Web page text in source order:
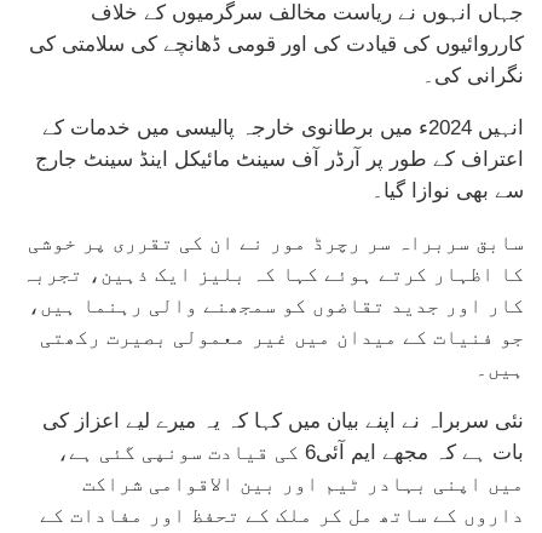
جہاں انہوں نے ریاست مخالف سرگرمیوں کے خلاف
کارروائیوں کی قیادت کی اور قومی ڈھانچے کی سلامتی کی
نگرانی کی۔
انہیں 2024ء میں برطانوی خارجہ پالیسی میں خدمات کے
اعتراف کے طور پر آرڈر آف سینٹ مائیکل اینڈ سینٹ جارج
سے بھی نوازا گیا۔
سابق سربراہ سر رچرڈ مور نے ان کی تقرری پر خوشی
کا اظہار کرتے ہوئے کہا کہ بلیز ایک ذہین، تجربہ
کار اور جدید تقاضوں کو سمجھنے والی رہنما ہیں،
جو فنیات کے میدان میں غیر معمولی بصیرت رکھتی
ہیں۔
نئی سربراہ نے اپنے بیان میں کہا کہ یہ میرے لیے اعزاز کی
بات ہے کہ مجھے ایم آئی6 کی قیادت سونپی گئی ہے،
میں اپنی بہادر ٹیم اور بین الاقوامی شراکت
داروں کے ساتھ مل کر ملک کے تحفظ اور مفادات کے